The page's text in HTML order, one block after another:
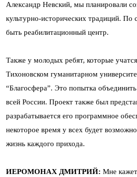
Александр Невский, мы планировали
культурно-исторических традиций. По
быть реабилитационный центр.
Также у молодых ребят, которые
Тихоновском гуманитарном
“Благосфера”. Это попытка
всей России. Проект также был
разрабатывается его программное
некоторое время у всех будет
жизнь каждого прихода.
ИЕРОМОНАХ ДМИТРИЙ: Мне